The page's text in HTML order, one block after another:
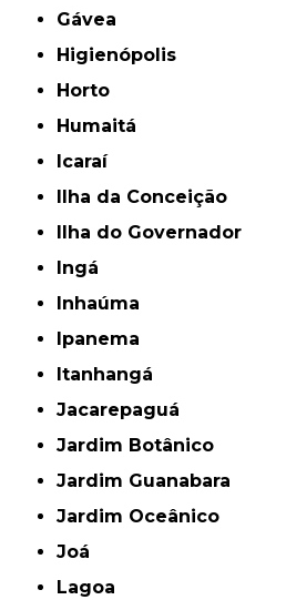
Gávea
Higienópolis
Horto
Humaitá
Icaraí
Ilha da Conceição
Ilha do Governador
Ingá
Inhaúma
Ipanema
Itanhangá
Jacarepaguá
Jardim Botânico
Jardim Guanabara
Jardim Oceânico
Joá
Lagoa